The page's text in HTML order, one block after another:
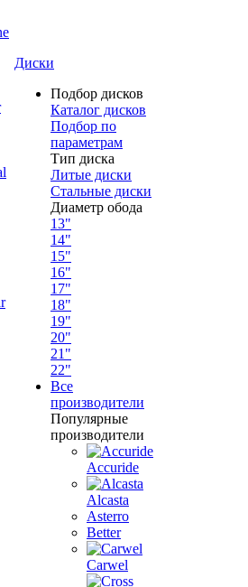
Диски
Подбор дисков
Каталог дисков
Подбор по
параметрам
Тип диска
Литые диски
Стальные диски
Диаметр обода
13"
14"
15"
16"
17"
18"
19"
20"
21"
22"
Все
производители
Популярные
производители
Accuride
Alcasta
Asterro
Better
Carwel